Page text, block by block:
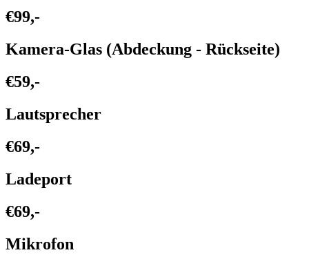
€99,-
Kamera-Glas (Abdeckung - Rückseite)
€59,-
Lautsprecher
€69,-
Ladeport
€69,-
Mikrofon